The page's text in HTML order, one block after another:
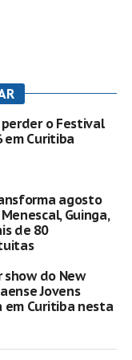
o Festival
em Curitiba
agosto
Guinga,
de 80
show do New
Jovens
em Curitiba nesta